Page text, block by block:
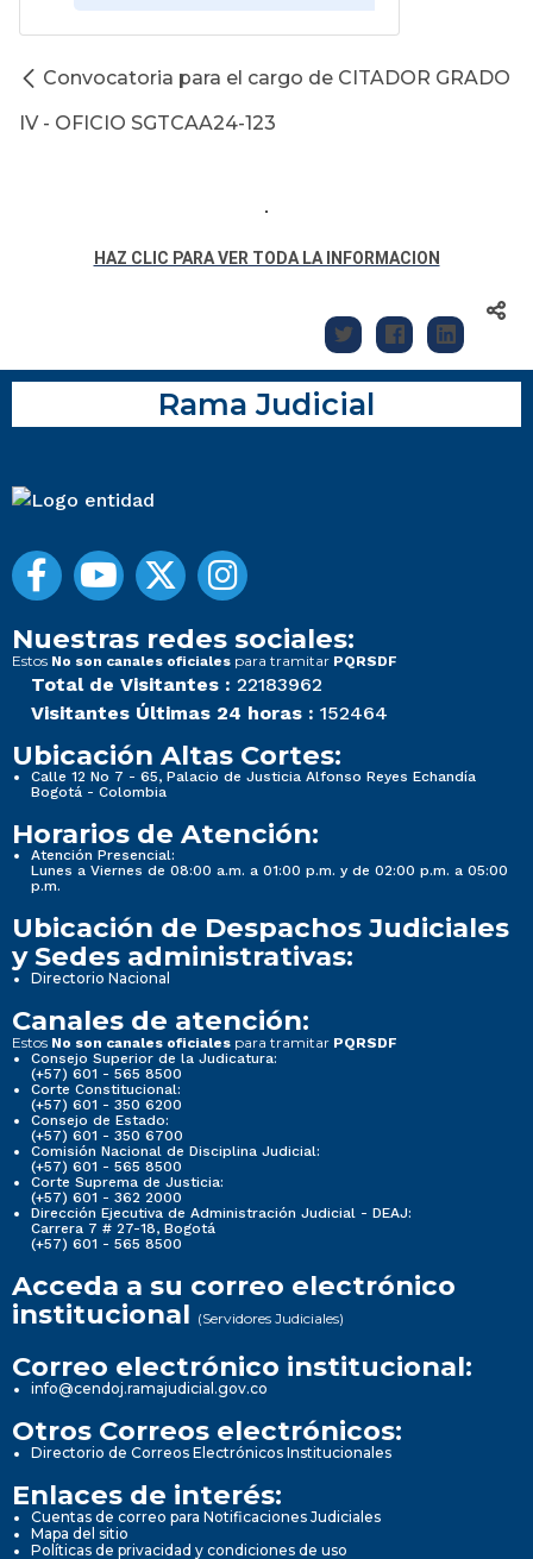
Convocatoria para el cargo de CITADOR GRADO
IV - OFICIO SGTCAA24-123
HAZ CLIC PARA VER TODA LA INFORMACION
Rama Judicial
Nuestras redes sociales:
Estos No son canales oficiales para tramitar PQRSDF
Total de Visitantes : 22183962
Visitantes Últimas 24 horas : 152464
Ubicación Altas Cortes:
Calle 12 No 7 - 65, Palacio de Justicia Alfonso Reyes Echandía
Bogotá - Colombia
Horarios de Atención:
Atención Presencial:
Lunes a Viernes de 08:00 a.m. a 01:00 p.m. y de 02:00 p.m. a 05:00
p.m.
Ubicación de Despachos Judiciales
y Sedes administrativas:
Directorio Nacional
Canales de atención:
Estos No son canales oficiales para tramitar PQRSDF
Consejo Superior de la Judicatura:
(+57) 601 - 565 8500
Corte Constitucional:
(+57) 601 - 350 6200
Consejo de Estado:
(+57) 601 - 350 6700
Comisión Nacional de Disciplina Judicial:
(+57) 601 - 565 8500
Corte Suprema de Justicia:
(+57) 601 - 362 2000
Dirección Ejecutiva de Administración Judicial - DEAJ:
Carrera 7 # 27-18, Bogotá
(+57) 601 - 565 8500
Acceda a su correo electrónico
institucional (Servidores Judiciales)
Correo electrónico institucional:
info@cendoj.ramajudicial.gov.co
Otros Correos electrónicos:
Directorio de Correos Electrónicos Institucionales
Enlaces de interés:
Cuentas de correo para Notificaciones Judiciales
Mapa del sitio
Políticas de privacidad y condiciones de uso